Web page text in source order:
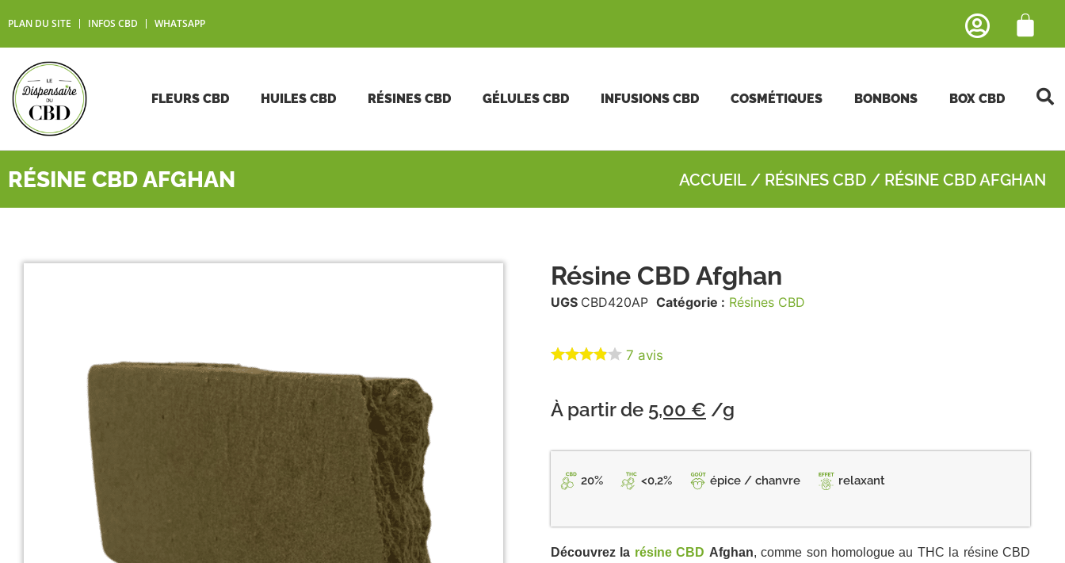
PLAN DU SITE INFOS CBD WHATSAPP
FLEURS CBD HUILES CBD RÉSINES CBD GÉLULES CBD INFUSIONS CBD COSMÉTIQUES BONBONS BOX CBD
RÉSINE CBD AFGHAN ACCUEIL / RÉSINES CBD / RÉSINE CBD AFGHAN
Résine CBD Afghan
UGS CBD420AP Catégorie : Résines CBD
7 avis
À partir de 5,00 € /g
20% <0,2% épice / chanvre relaxant
Découvrez la résine CBD Afghan, comme son homologue au THC la résine CBD